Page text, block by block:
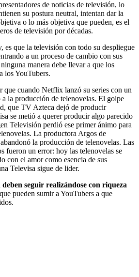
de noticias de televisión, lo
su postura neutral, intentan dar la
o lo más objetiva que pueden, es el
de televisión por décadas.
es que la televisión con todo su despliegue
a un proceso de cambio con sus
manera debe llevar a que los
los YouTubers.
que cuando Netflix lanzó su series con un
la producción de telenovelas. El golpe
que TV Azteca dejó de producir
se metió a querer producir algo parecido
Televisión perdió ese primer ánimo para
La productora Argos de
la producción de telenovelas. Las
fueron un error: hoy las telenovelas se
con el amor como esencia de sus
Televisa sigue de lider.
seguir realizándose con riqueza
pueden sumir a YouTubers a que